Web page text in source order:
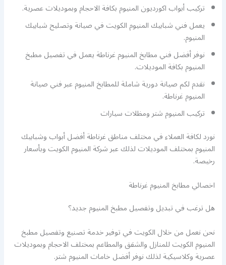
تركيب أبواب اكورديون المنيوم بكافة الاحجام وبموديلات عصرية.
يعمل فني شبابيك المنيوم الكويت في صيانة وتصليح شبابيك
المنيوم.
نوفر أفضل فني مطابخ المنيوم غرناطة يعمل في تفصيل مطبخ
المنيوم بكافة الموديلات.
نقدم لكم صيانة دورية شاملة للمطابخ المنيوم عبر فني صيانة
المنيوم غرناطة.
تركيب المنيوم شتر ومظلات سيارات
نورد لكافة العملاء في مختلف مناطق غرناطة أفضل أبواب وشبابيك
المنيوم بمختلف الموديلات لذلك عبر شركة المنيوم الكويت وبأسعار
رخيصة.
اخصائي مطابخ المنيوم غرناطة
هل ترغب في تبديل وتفصيل مطبخ المنيوم جديد؟
نحن نعمل من خلال الكويت في توفير خدمة تصنيع وتفصيل مطبخ
المنيوم الكويت للمنازل والشقق والمطاعم بمختلف الاحجام وبموديلات
عصرية وكلاسيكية لذلك نوفر أفضل خامات المنيوم شتر.